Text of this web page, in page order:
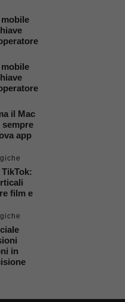
il Mac
sempre
app
film e
in